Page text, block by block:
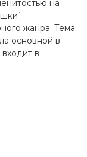
на
–
жанра. Тема
основной в
в